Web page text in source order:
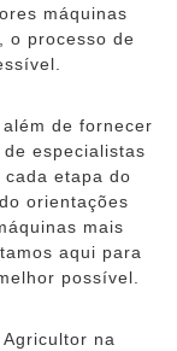
máquinas
, o processo de
de fornecer
especialistas
etapa do
orientações
mais
aqui para
possível.
na